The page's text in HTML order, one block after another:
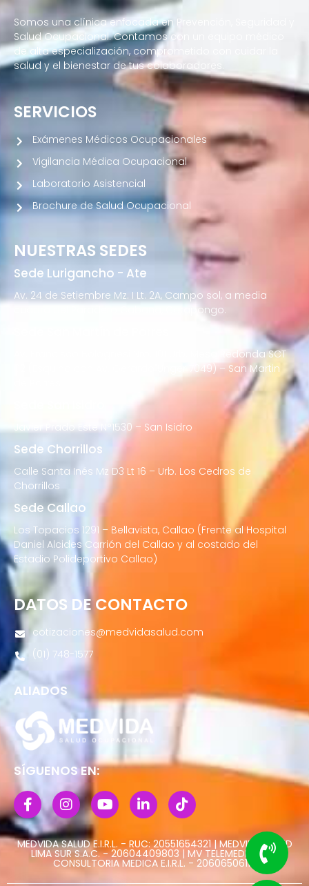
Somos una clínica enfocada en Prevención, Seguridad y
Salud Ocupacional. Contamos con un equipo médico
de alta especialización, comprometido con cuidar la
salud y el bienestar de tus colaboradores.
NUESTRAS SEDES
Sede Lurigancho - Ate
Av. 24 de Setiembre Mz. I Lt. 2A, Campo sol, a media
cuadra del Paradero Cabana, Carapongo.
Av. Francisco Bolognesi Nro. 101 Urb. Mesa Redonda SCT
02 (Esquina con Av. Gerardo Unger 7049) – San Martin
Javier Prado Este N°1530 – San Isidro
Sede Chorrillos
Calle Santa Inés Mz D3 Lt 16 – Urb. Los Cedros de
Chorrillos
Sede Callao
Los Topacios 1291 – Bellavista, Callao (Frente al Hospital
Daniel Alcides Carrión del Callao y al costado del
Estadio Polideportivo Callao)
SERVICIOS
Exámenes Médicos Ocupacionales
Vigilancia Médica Ocupacional
Laboratorio Asistencial
Brochure de Salud Ocupacional
DATOS DE CONTACTO
cotizaciones@medvidasalud.com
(01) 748-1577
ALIADOS
SÍGUENOS EN:
MEDVIDA SALUD E.I.R.L. - RUC: 20551654321 | MEDVIDA SALUD
LIMA SUR S.A.C. - 20604409803 | MV TELEMEDICINA Y
CONSULTORIA MEDICA E.I.R.L. - 20606506113